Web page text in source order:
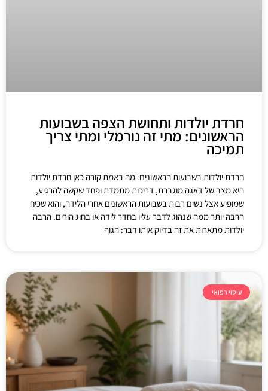
חרדת יולדות ותחושת הצפה בשבועות
הראשונים: מתי זה נורמלי ומתי צריך
תמיכה
חרדת יולדות בשבועות הראשונים: מה באמת קורה כאן חרדת יולדות
היא מצב של דאגה מוגברת, דריכות מתמדת ופחד שקשה להרגיע,
שמופיע אצל נשים רבות בשבועות הראשונים אחרי הלידה, והוא שכיח
הרבה יותר ממה שנהוג לדבר עליו בחדר לידה או בחוג הורים. הרבה
יולדות מתארות את זה בדיוק אותו דבר: הגוף
עיסוי רפואי